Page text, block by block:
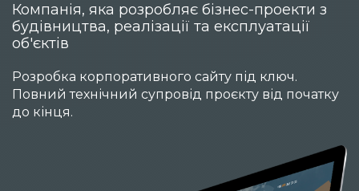
Компанія, яка розробляє бізнес-проекти з
будівництва, реалізації та експлуатації
об'єктів
Розробка корпоративного сайту під ключ.
Повний технічний супровід проєкту від початку
до кінця.